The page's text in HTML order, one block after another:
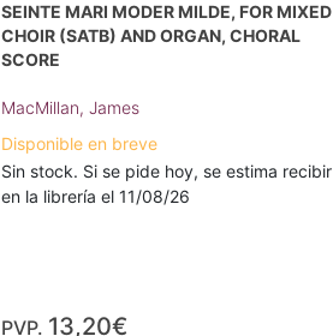
SEINTE MARI MODER MILDE, FOR MIXED
CHOIR (SATB) AND ORGAN, CHORAL
SCORE
MacMillan, James
Disponible en breve
Sin stock. Si se pide hoy, se estima recibir
en la librería el 11/08/26
PVP. 13,20€